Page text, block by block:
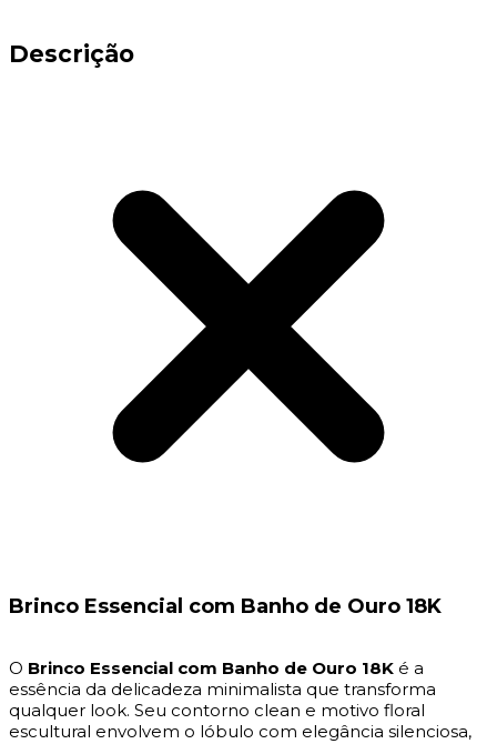
Descrição
Brinco Essencial com Banho de Ouro 18K
O Brinco Essencial com Banho de Ouro 18K é a
essência da delicadeza minimalista que transforma
qualquer look. Seu contorno clean e motivo floral
escultural envolvem o lóbulo com elegância silenciosa,